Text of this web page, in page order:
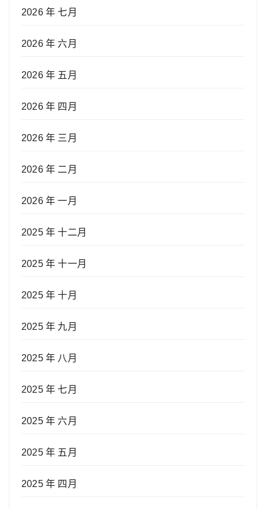
2026 年 七月
2026 年 六月
2026 年 五月
2026 年 四月
2026 年 三月
2026 年 二月
2026 年 一月
2025 年 十二月
2025 年 十一月
2025 年 十月
2025 年 九月
2025 年 八月
2025 年 七月
2025 年 六月
2025 年 五月
2025 年 四月